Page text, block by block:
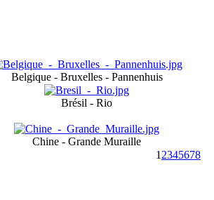
Belgique - Bruxelles - Pannenhuis
Brésil - Rio
Chine - Grande Muraille
1 2345678